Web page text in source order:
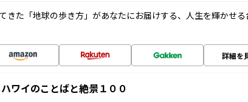
きた「地球の歩き方」があなたにお届けする、人生を輝かせる
詳細を
ワイのことばと絶景１００